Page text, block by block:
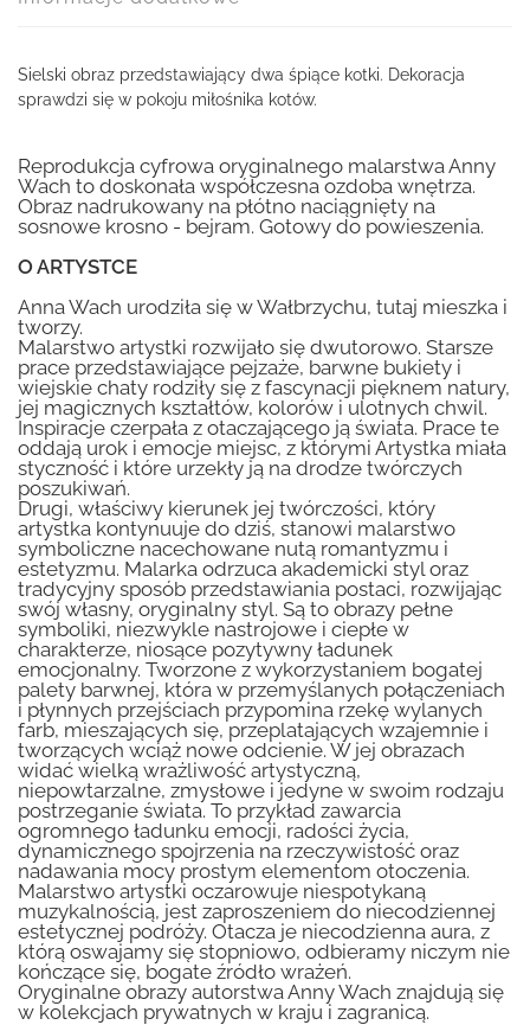
Sielski obraz przedstawiający dwa śpiące kotki. Dekoracja
sprawdzi się w pokoju miłośnika kotów.
Reprodukcja cyfrowa oryginalnego malarstwa Anny
Wach to doskonała współczesna ozdoba wnętrza.
Obraz nadrukowany na płótno naciągnięty na
sosnowe krosno - bejram. Gotowy do powieszenia.
O ARTYSTCE
Anna Wach urodziła się w Wałbrzychu, tutaj mieszka i
tworzy.
Malarstwo artystki rozwijało się dwutorowo. Starsze
prace przedstawiające pejzaże, barwne bukiety i
wiejskie chaty rodziły się z fascynacji pięknem natury,
jej magicznych kształtów, kolorów i ulotnych chwil.
Inspiracje czerpała z otaczającego ją świata. Prace te
oddają urok i emocje miejsc, z którymi Artystka miała
styczność i które urzekły ją na drodze twórczych
poszukiwań.
Drugi, właściwy kierunek jej twórczości, który
artystka kontynuuje do dziś, stanowi malarstwo
symboliczne nacechowane nutą romantyzmu i
estetyzmu. Malarka odrzuca akademicki styl oraz
tradycyjny sposób przedstawiania postaci, rozwijając
swój własny, oryginalny styl. Są to obrazy pełne
symboliki, niezwykle nastrojowe i ciepłe w
charakterze, niosące pozytywny ładunek
emocjonalny. Tworzone z wykorzystaniem bogatej
palety barwnej, która w przemyślanych połączeniach
i płynnych przejściach przypomina rzekę wylanych
farb, mieszających się, przeplatających wzajemnie i
tworzących wciąż nowe odcienie. W jej obrazach
widać wielką wrażliwość artystyczną,
niepowtarzalne, zmysłowe i jedyne w swoim rodzaju
postrzeganie świata. To przykład zawarcia
ogromnego ładunku emocji, radości życia,
dynamicznego spojrzenia na rzeczywistość oraz
nadawania mocy prostym elementom otoczenia.
Malarstwo artystki oczarowuje niespotykaną
muzykalnością, jest zaproszeniem do niecodziennej
estetycznej podróży. Otacza je niecodzienna aura, z
którą oswajamy się stopniowo, odbieramy niczym nie
kończące się, bogate źródło wrażeń.
Oryginalne obrazy autorstwa Anny Wach znajdują się
w kolekcjach prywatnych w kraju i zagranicą.